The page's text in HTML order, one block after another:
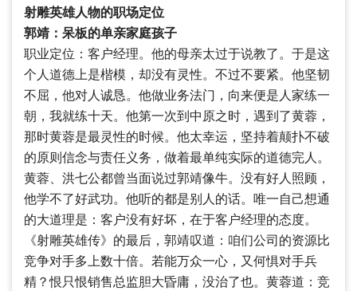
射雕英雄人物的职场定位
郭靖：呆板的单亲家庭孩子
职业定位：客户经理。他的母亲太过于说教了。于是这
个人道德上是楷模，却没有灵性。不过不要紧。他坚韧
不屈，他对人诚恳。他做业务法门，向来便是人家练一
朝，我就练十天。他第一次到中原之时，遇到了黄蓉，
那时黄蓉是最灵性的时候。他太幸运，坚持着颠扑不破
的原则信念与责任义务，做着最单纯实际的道德完人。
黄蓉、洪七公都曾当面说过郭靖像牛。没有好人照顾，
他学不了好武功。他听的都是别人的话。唯一自己想通
的大道理是：客户没有好坏，在于客户经理的态度。
《射雕英雄传》的最后，郭靖叹道：咱们公司的资源比
竞争对手多上数十倍。若能万众一心，又何惧对手兵
精？恨只恨销售总监胆大昏庸，没治了也。黄蓉道：竞